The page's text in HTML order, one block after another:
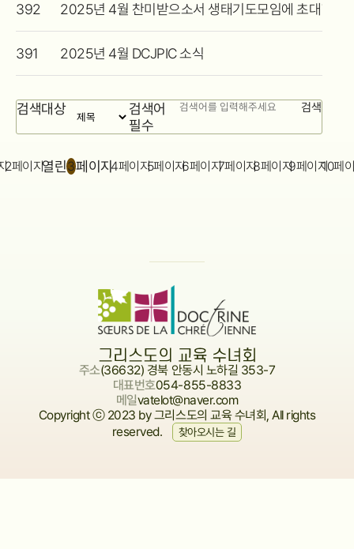
392 2025년 4월 찬미받으소서 생태기도모임에 초대합니
391 2025년 4월 DCJPIC 소식
게시물
검색대상
검색어
필수
검색
2페이지열린3페이지4페이지5페이지6페이지7페이지8페이지9페이지10페
주소(36632) 경북 안동시 노하길 353-7
대표번호054-855-8833
메일vatelot@naver.com
Copyright ⓒ 2023 by 그리스도의 교육 수녀회, All rights
reserved.
찾아오시는 길